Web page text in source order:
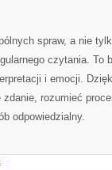
spraw, a nie
czytania. To
i emocji.
zdanie, rozumieć
odpowiedzialny.